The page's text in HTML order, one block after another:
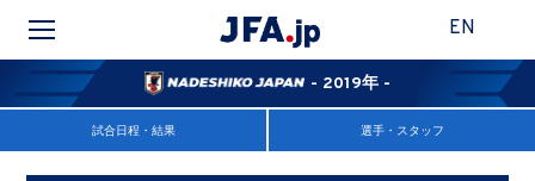
EN
- 2019年 -
試合日程・結果 選手・スタッフ